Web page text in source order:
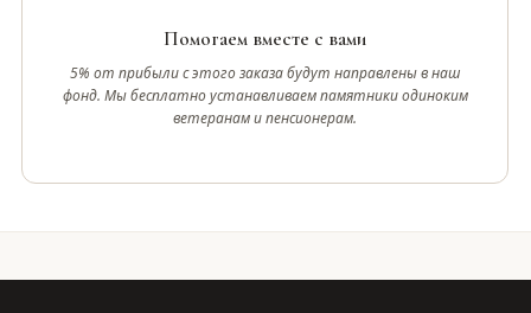
Помогаем вместе с вами
5% от прибыли с этого заказа будут направлены в наш
фонд. Мы бесплатно устанавливаем памятники одиноким
ветеранам и пенсионерам.